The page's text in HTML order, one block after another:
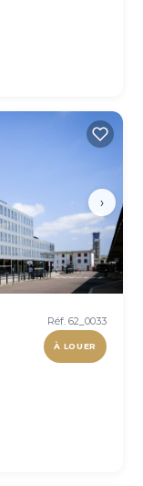
›
Réf. 62_0033
À LOUER